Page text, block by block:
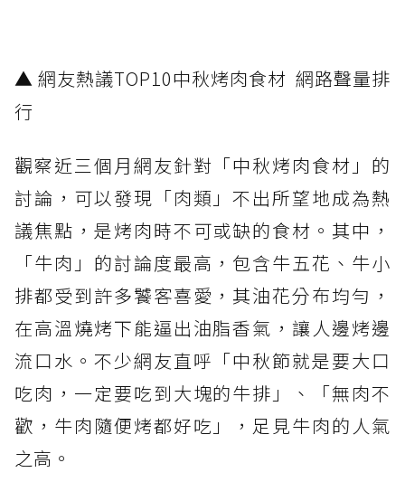
▲ 網友熱議TOP10中秋烤肉食材 網路聲量排
行
觀察近三個月網友針對「中秋烤肉食材」的
討論，可以發現「肉類」不出所望地成為熱
議焦點，是烤肉時不可或缺的食材。其中，
「牛肉」的討論度最高，包含牛五花、牛小
排都受到許多饕客喜愛，其油花分布均勻，
在高溫燒烤下能逼出油脂香氣，讓人邊烤邊
流口水。不少網友直呼「中秋節就是要大口
吃肉，一定要吃到大塊的牛排」、「無肉不
歡，牛肉隨便烤都好吃」，足見牛肉的人氣
之高。